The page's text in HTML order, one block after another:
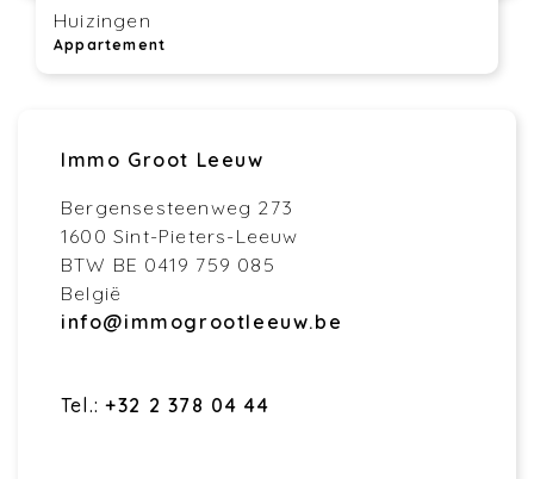
Huizingen
Appartement
Immo Groot Leeuw
Bergensesteenweg 273
1600 Sint-Pieters-Leeuw
BTW BE 0419 759 085
België
info@immogrootleeuw.be
Tel.: +32 2 378 04 44